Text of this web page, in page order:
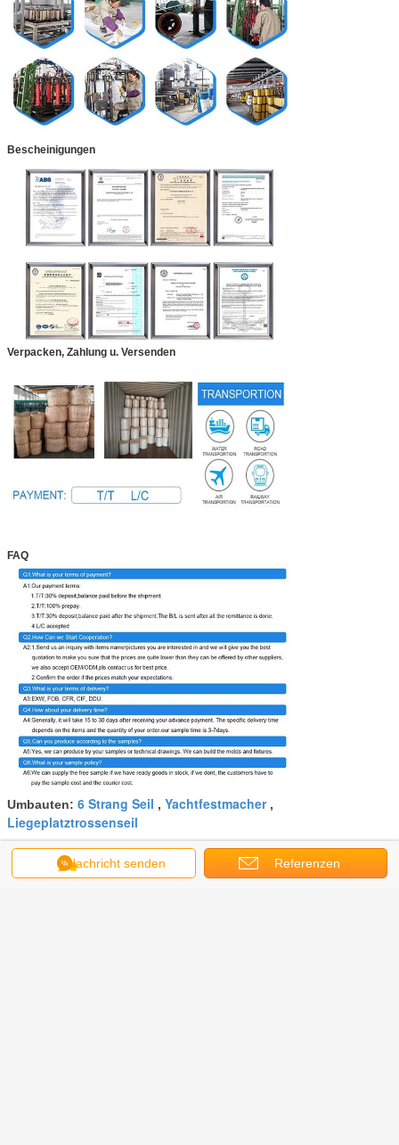
Bescheinigungen
Verpacken, Zahlung u. Versenden
FAQ
Umbauten: 6 Strang Seil , Yachtfestmacher,
Liegeplatztrossenseil
Erhalten Sie den besten Preis für
Nachricht senden Referenzen